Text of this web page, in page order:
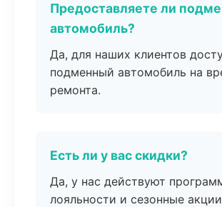
Предоставляете ли
автомобиль?
Да, для наших клиентов
подменный автомобиль на
ремонта.
Есть ли у вас скидки?
Да, у нас действуют
лояльности и сезонные